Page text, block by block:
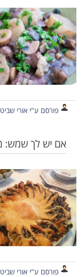
פורסם ע"י אורי שביט
אם יש לך שמש:
פורסם ע"י אורי שביט